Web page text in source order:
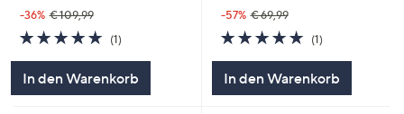
-36% € 109,99
5.0
von
5
(1)
In den Warenkorb
-57% € 69,99
5.0
von
(1)1
In den Warenkorb